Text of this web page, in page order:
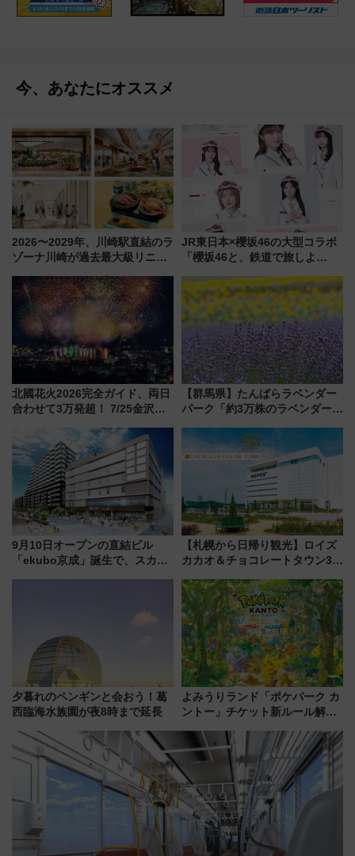
今、あなたにオススメ
2026〜2029年、川崎駅直結のラ
ゾーナ川崎が過去最大級リニュ
「いつから何が変わるか」徹底
解説！
JR東日本×櫻坂46の大型コラボ
「櫻坂46と、鉄道で旅しよ
潟・長野・庄内へ
北國花火2026完全ガイド、両日
合わせて3万発超！ 7/25金沢大
会の日程・アクセス・観覧席ま
とめ（石川県）
【群馬県】たんばらラベンダー
パーク「約3万株のラベンダー」
で都心から約1時間半で夏の絶景
を！
9月10日オープンの直結ビル
「ekubo京成」誕生で、スカイ
【札幌から日帰り観光】ロイズ
カカオ＆チョコレートタウン3周
詰め放題を開催、ロイズタウン
駅からのアクセスも
夕暮れのペンギンと会おう！葛
西臨海水族園が夜8時まで延長
よみうりランド「ポケパーク カ
ントー」チケット新ルール解
本人確認が11月スタート